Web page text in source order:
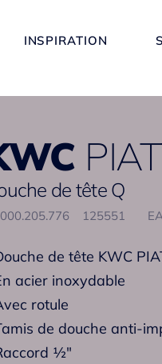
INSPIRATION
de tête Q
125551
de tête KWC
acier inoxydable
rotule
de douche anti-
½"